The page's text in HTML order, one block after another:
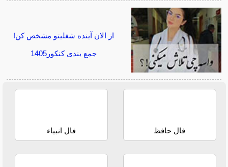
از الان آینده شغلیتو مشخص کن!
جمع بندی کنکور1405
فال حافظ فال انبیاء